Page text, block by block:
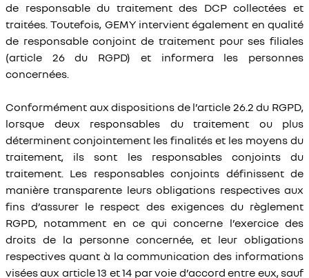
de responsable du traitement des DCP collectées et
traitées. Toutefois, GEMY intervient également en qualité
de responsable conjoint de traitement pour ses filiales
(article 26 du RGPD) et informera les personnes
concernées.
Conformément aux dispositions de l’article 26.2 du RGPD,
lorsque deux responsables du traitement ou plus
déterminent conjointement les finalités et les moyens du
traitement, ils sont les responsables conjoints du
traitement. Les responsables conjoints définissent de
manière transparente leurs obligations respectives aux
fins d’assurer le respect des exigences du règlement
RGPD, notamment en ce qui concerne l’exercice des
droits de la personne concernée, et leur obligations
respectives quant à la communication des informations
visées aux article 13 et 14 par voie d’accord entre eux, sauf